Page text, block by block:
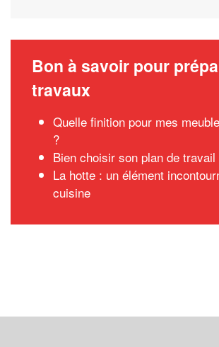
Bon à savoir pour
travaux
Quelle finition pour mes
?
Bien choisir son plan de travail
La hotte : un élément
cuisine